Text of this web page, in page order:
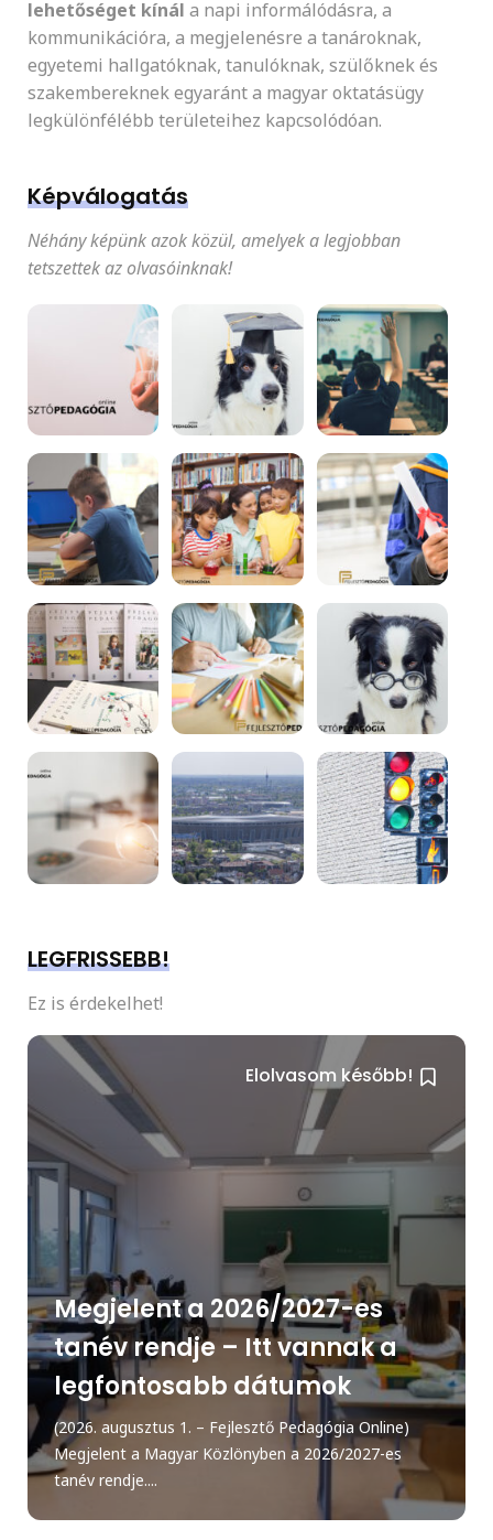
lehetőséget kínál a napi informálódásra, a
kommunikációra, a megjelenésre a tanároknak,
egyetemi hallgatóknak, tanulóknak, szülőknek és
szakembereknek egyaránt a magyar oktatásügy
legkülönfélébb területeihez kapcsolódóan.
Képválogatás
Néhány képünk azok közül, amelyek a legjobban
tetszettek az olvasóinknak!
LEGFRISSEBB!
Ez is érdekelhet!
Elolvasom később!
Megjelent a 2026/2027-es
tanév rendje – Itt vannak a
legfontosabb dátumok
(2026. augusztus 1. – Fejlesztő Pedagógia Online)
Megjelent a Magyar Közlönyben a 2026/2027-es
tanév rendje....